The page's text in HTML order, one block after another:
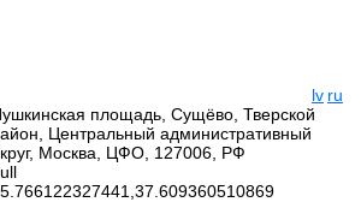
lv ru
площадь, Сущёво, Тверской
Центральный административный
Москва, ЦФО, 127006, РФ
,37.609360510869